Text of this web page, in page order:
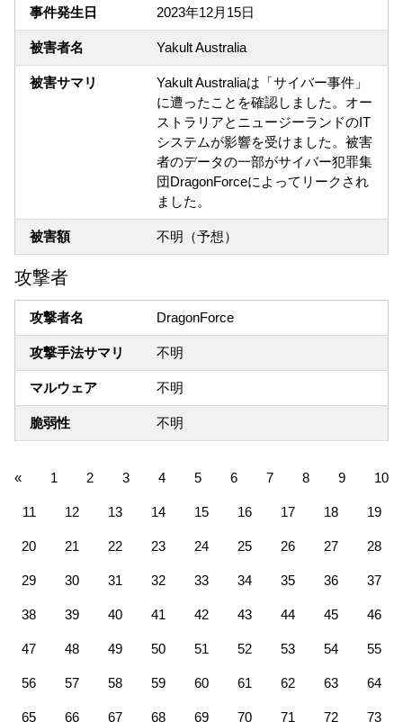
事件発生日 2023年12月15日
被害者名 Yakult Australia
被害サマリ
Yakult Australiaは「サイバー事件」
に遭ったことを確認しました。オー
ストラリアとニュージーランドのIT
システムが影響を受けました。被害
者のデータの一部がサイバー犯罪集
団DragonForceによってリークされ
ました。
被害額 不明（予想）
攻撃者
攻撃者名 DragonForce
攻撃手法サマリ 不明
マルウェア 不明
脆弱性 不明
« 1 2 3 4 5 6 7 8 9 10
11 12 13 14 15 16 17 18 19
20 21 22 23 24 25 26 27 28
29 30 31 32 33 34 35 36 37
38 39 40 41 42 43 44 45 46
47 48 49 50 51 52 53 54 55
56 57 58 59 60 61 62 63 64
65 66 67 68 69 70 71 72 73